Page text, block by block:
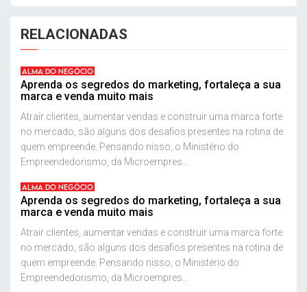
RELACIONADAS
ALMA DO NEGÓCIO
Aprenda os segredos do marketing, fortaleça a sua
marca e venda muito mais
Atrair clientes, aumentar vendas e construir uma marca forte
no mercado, são alguns dos desafios presentes na rotina de
quem empreende. Pensando nisso, o Ministério do
Empreendedorismo, da Microempres...
ALMA DO NEGÓCIO
Aprenda os segredos do marketing, fortaleça a sua
marca e venda muito mais
Atrair clientes, aumentar vendas e construir uma marca forte
no mercado, são alguns dos desafios presentes na rotina de
quem empreende. Pensando nisso, o Ministério do
Empreendedorismo, da Microempres...